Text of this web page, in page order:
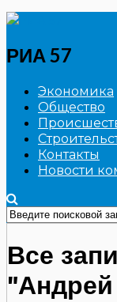
РИА 57
Экономика
Общество
Контакты
Новости
Все